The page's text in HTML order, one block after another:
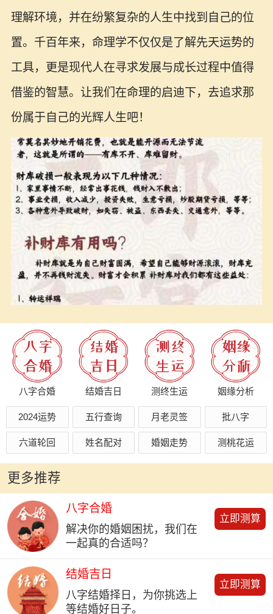
理解环境，并在纷繁复杂的人生中找到自己的位
置。千百年来，命理学不仅仅是了解先天运势的
工具，更是现代人在寻求发展与成长过程中值得
借鉴的智慧。让我们在命理的启迪下，去追求那
份属于自己的光辉人生吧！
八字合婚 结婚吉日 测终生运 姻缘分析
2024运势 五行查询 月老灵签 批八字
六道轮回 姓名配对 婚姻走势 测桃花运
更多推荐
八字合婚
解决你的婚姻困扰，我们在
一起真的合适吗？
立即测算
结婚吉日
八字结婚择日，为你挑选上
等结婚好日子。
立即测算